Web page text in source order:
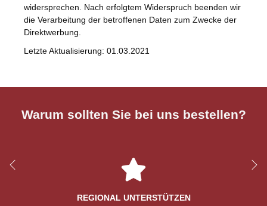
widersprechen. Nach erfolgtem Widerspruch beenden wir
die Verarbeitung der betroffenen Daten zum Zwecke der
Direktwerbung.
Letzte Aktualisierung: 01.03.2021
Warum sollten Sie bei uns bestellen?
REGIONAL UNTERSTÜTZEN